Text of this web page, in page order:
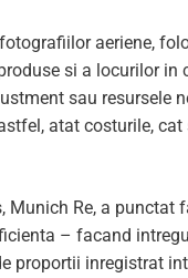
aeriene,
si a locurilor in
sau resursele
atat costurile,
Munich Re, a punctat
– facand
proportii inregistrat